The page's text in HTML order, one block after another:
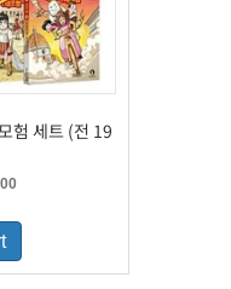
험 세트 (전 19
Current
is: